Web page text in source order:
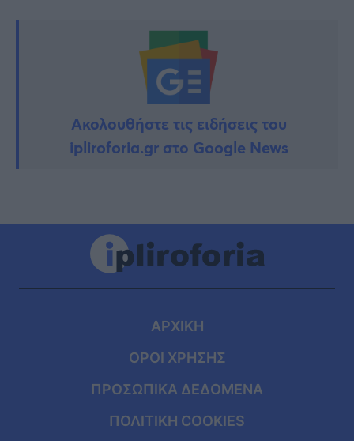
Ακολουθήστε τις ειδήσεις του
ipliroforia.gr στο Google News
ΑΡΧΙΚΗ
ΟΡΟΙ ΧΡΗΣΗΣ
ΠΡΟΣΩΠΙΚΑ ΔΕΔΟΜΕΝΑ
ΠΟΛΙΤΙΚΗ COOKIES